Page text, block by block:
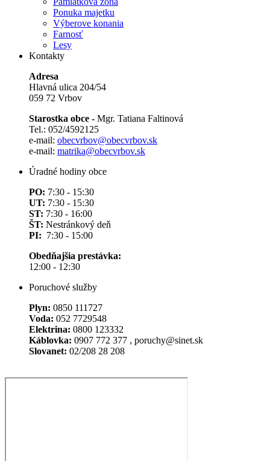
Ponuka majetku
Výberove konania
Farnosť
Lesy
Kontakty
Adresa
Hlavná ulica 204/54
059 72 Vrbov
Starostka obce - Mgr. Tatiana Faltinová
Tel.: 052/4592125
e-mail: obecvrbov@obecvrbov.sk
e-mail: matrika@obecvrbov.sk
Úradné hodiny obce
PO: 7:30 - 15:30
UT: 7:30 - 15:30
ST: 7:30 - 16:00
ŠT: Nestránkový deň
PI: 7:30 - 15:00
Obedňajšia prestávka:
12:00 - 12:30
Poruchové služby
Plyn: 0850 111727
Voda: 052 7729548
Elektrina: 0800 123332
Káblovka: 0907 772 377 , poruchy@sinet.sk
Slovanet: 02/208 28 208